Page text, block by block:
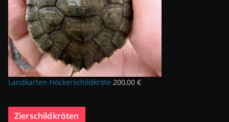
Landkarten-Höckerschildkröte 200,00 €
Zierschildkröten